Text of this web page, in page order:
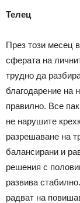
Телец
През този месец
сферата на
трудно да
благодарение на
правилно. Все
не нарушите
разрешаване на
балансирани и
решения с
развива
радват на